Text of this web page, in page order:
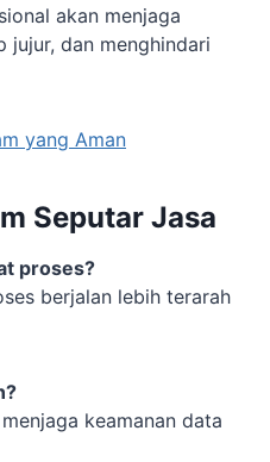
akan menjaga
jujur, dan menghindari
yang Aman
Seputar Jasa
proses?
berjalan lebih terarah
keamanan data